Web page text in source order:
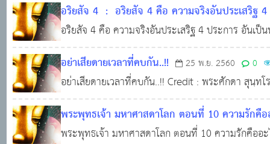
พระสนมเอกในพระร่วงเจ้าแห่งกรุงสุโขทัย เป็นผู้ประ
อริยสัจ 4 : อริยสัจ 4 คือ ความจริงอันประเสริฐ
พระพุทธศาสนา
28 ม.ค. 2565 0 65,535
อริยสัจ 4 คือ ความจริงอันประเสริฐ 4 ประการ อันเ
(1) ทุกข์ คือ ความไม่สบายกาย ไม่สบายใจ (2) สมุทั
ด้วยเหตุเกิดแห่งความทุกข์ เพราะความทุกข์หรือปัญห
อย่าเสียดายเวลาที่คบกัน..!! 25 พ.ย. 2560 0
อย่าเสียดายเวลาที่คบกัน..!! Credit : พระศักดา สุ
แนะนำ→ @ หลวงพี่.
พระพุทธเจ้า มหาศาสดาโลก ตอนที่ 10 ความรักคือ
พระพุทธเจ้า มหาศาสดาโลก ตอนที่ 10 ความรักคืออะ